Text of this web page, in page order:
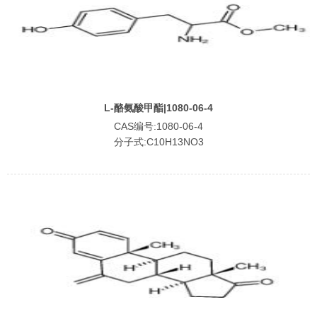
L-酪氨酸甲酯|1080-06-4
CAS编号:1080-06-4
分子式:C10H13NO3